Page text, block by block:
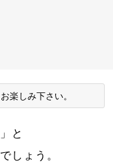
楽しみ下さい。
と
しょう。